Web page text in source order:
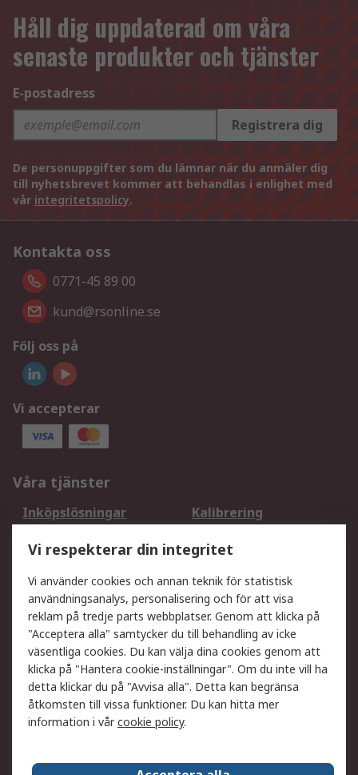
Håll dig uppdaterad om våra
senaste produkter och tjänster
E-postadress
Registrera dig
De personuppgifter som du lämnar när du anmäler dig
till nyhetsbrevet kommer att behandlas i enlighet med
vår integritetspolicy.
Kontakta oss
0771-45 89 00
kund@rsonline.se
Följ oss på
Vi accepterar
Våra tjänster
Inköpslösningar
Kalibrering
DesignSpark
Teknisk Support
Ditt lokala säljteam
Exportlösningar
Support
Få hjälp
Retur av varor
Leverans
Spåra din order
Begär en fakturakopi
Fördelar med RS-konto
Betalningsalternativ
Vi respekterar din integritet
Vi använder cookies och annan teknik för statistisk
användningsanalys, personalisering och för att visa
reklam på tredje parts webbplatser. Genom att klicka på
"Acceptera alla" samtycker du till behandling av icke
väsentliga cookies. Du kan välja dina cookies genom att
klicka på "Hantera cookie-inställningar". Om du inte vill ha
detta klickar du på "Avvisa alla". Detta kan begränsa
åtkomsten till vissa funktioner. Du kan hitta mer
information i vårcookie policy.